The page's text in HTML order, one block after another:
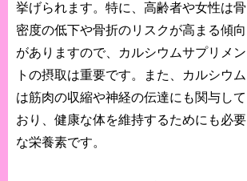
挙げられます。特に、高齢者や女性は骨
密度の低下や骨折のリスクが高まる傾向
がありますので、カルシウムサプリメン
トの摂取は重要です。また、カルシウム
は筋肉の収縮や神経の伝達にも関与して
おり、健康な体を維持するためにも必要
な栄養素です。